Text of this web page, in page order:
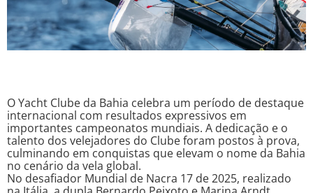
O Yacht Clube da Bahia celebra um período de destaque
internacional com resultados expressivos em
importantes campeonatos mundiais. A dedicação e o
talento dos velejadores do Clube foram postos à prova,
culminando em conquistas que elevam o nome da Bahia
no cenário da vela global.
No desafiador Mundial de Nacra 17 de 2025, realizado